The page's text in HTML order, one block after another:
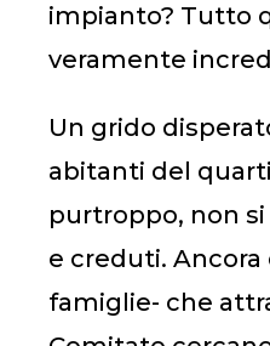
impianto? Tutto
veramente
Un grido
abitanti del
purtroppo, non
e creduti. Ancora
famiglie- che